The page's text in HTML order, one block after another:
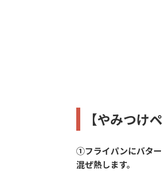
【やみつけ
①フライパンにバタ
混ぜ熱します。